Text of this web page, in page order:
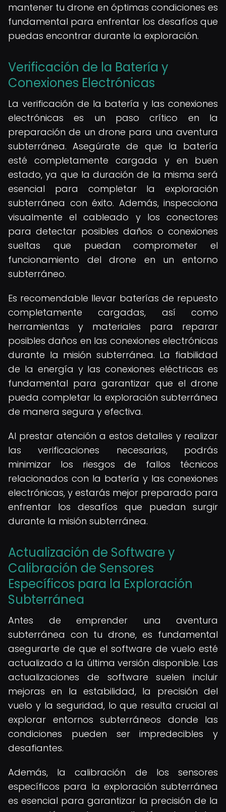
mantener tu drone en óptimas condiciones es
fundamental para enfrentar los desafíos que
puedas encontrar durante la exploración.
Verificación de la Batería y
Conexiones Electrónicas
La verificación de la batería y las conexiones
electrónicas es un paso crítico en la
preparación de un drone para una aventura
subterránea. Asegúrate de que la batería
esté completamente cargada y en buen
estado, ya que la duración de la misma será
esencial para completar la exploración
subterránea con éxito. Además, inspecciona
visualmente el cableado y los conectores
para detectar posibles daños o conexiones
sueltas que puedan comprometer el
funcionamiento del drone en un entorno
subterráneo.
Es recomendable llevar baterías de repuesto
completamente cargadas, así como
herramientas y materiales para reparar
posibles daños en las conexiones electrónicas
durante la misión subterránea. La fiabilidad
de la energía y las conexiones eléctricas es
fundamental para garantizar que el drone
pueda completar la exploración subterránea
de manera segura y efectiva.
Al prestar atención a estos detalles y realizar
las verificaciones necesarias, podrás
minimizar los riesgos de fallos técnicos
relacionados con la batería y las conexiones
electrónicas, y estarás mejor preparado para
enfrentar los desafíos que puedan surgir
durante la misión subterránea.
Actualización de Software y
Calibración de Sensores
Específicos para la Exploración
Subterránea
Antes de emprender una aventura
subterránea con tu drone, es fundamental
asegurarte de que el software de vuelo esté
actualizado a la última versión disponible. Las
actualizaciones de software suelen incluir
mejoras en la estabilidad, la precisión del
vuelo y la seguridad, lo que resulta crucial al
explorar entornos subterráneos donde las
condiciones pueden ser impredecibles y
desafiantes.
Además, la calibración de los sensores
específicos para la exploración subterránea
es esencial para garantizar la precisión de la